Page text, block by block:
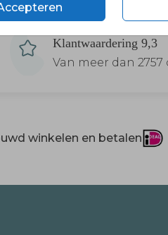
Klantwaardering 9,3
Van meer dan 2757
winkelen en betalen